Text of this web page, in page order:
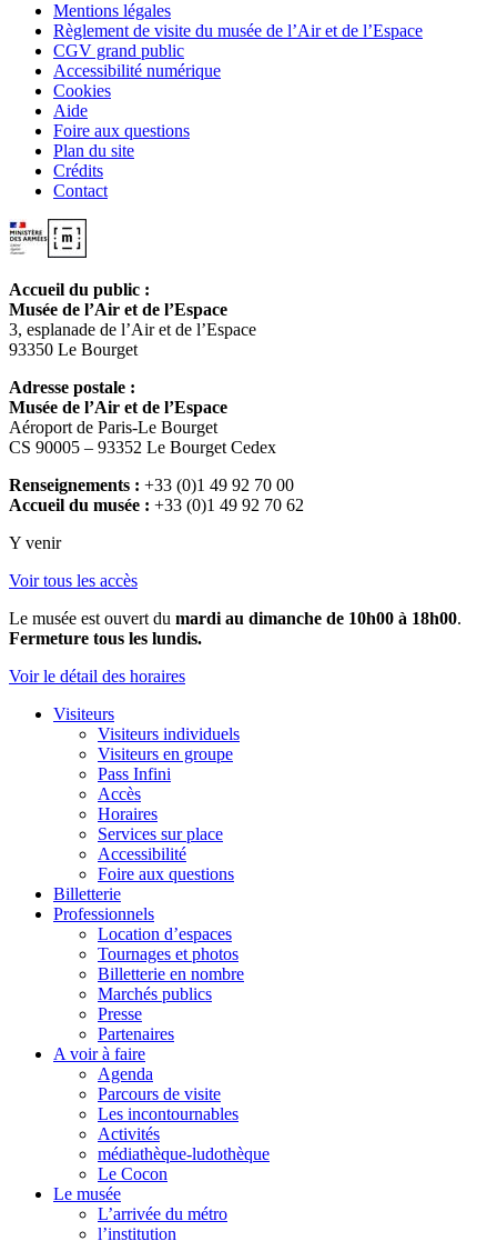
Mentions légales
Règlement de visite du musée de l’Air et de l’Espace
CGV grand public
Accessibilité numérique
Cookies
Aide
Foire aux questions
Plan du site
Crédits
Contact
Accueil du public :
Musée de l’Air et de l’Espace
3, esplanade de l’Air et de l’Espace
93350 Le Bourget
Adresse postale :
Musée de l’Air et de l’Espace
Aéroport de Paris-Le Bourget
CS 90005 – 93352 Le Bourget Cedex
Renseignements : +33 (0)1 49 92 70 00
Accueil du musée : +33 (0)1 49 92 70 62
Y venir
Voir tous les accès
Le musée est ouvert du mardi au dimanche de 10h00 à 18h00.
Fermeture tous les lundis.
Voir le détail des horaires
Visiteurs
Visiteurs individuels
Visiteurs en groupe
Pass Infini
Accès
Horaires
Services sur place
Accessibilité
Foire aux questions
Billetterie
Professionnels
Location d’espaces
Tournages et photos
Billetterie en nombre
Marchés publics
Presse
Partenaires
A voir à faire
Agenda
Parcours de visite
Les incontournables
Activités
médiathèque-ludothèque
Le Cocon
Le musée
L’arrivée du métro
l’institution